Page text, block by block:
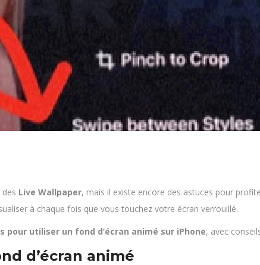
des Live Wallpaper, mais il existe encore des astuces pour
à chaque fois que vous touchez votre écran verrouillé.
pour utiliser un fond d’écran animé sur iPhone, avec
d’écran animé